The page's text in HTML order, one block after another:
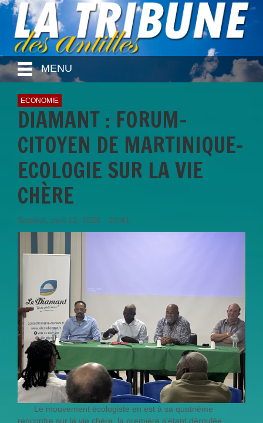
MENU
ECONOMIE
DIAMANT : FORUM-
CITOYEN DE MARTINIQUE-
ECOLOGIE SUR LA VIE
CHÈRE
Samedi, avril 12, 2025 - 20:41
Le mouvement écologiste en est à sa quatrième
rencontre sur la vie chère, la première s'étant déroulée